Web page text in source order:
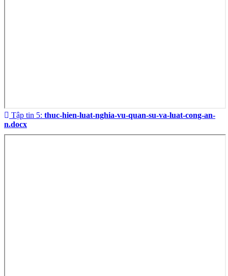
Tập tin 5: thuc-hien-luat-nghia-vu-quan-su-va-luat-cong-an-
n.docx